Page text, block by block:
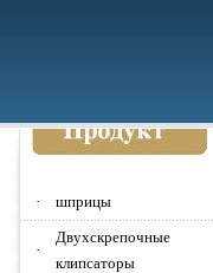
· шприцы
·
Двухскрепочные
клипсаторы